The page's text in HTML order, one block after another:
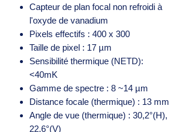
Capteur de plan focal non refroidi à
l'oxyde de vanadium
Pixels effectifs : 400 x 300
Taille de pixel : 17 µm
Sensibilité thermique (NETD):
<40mK
Gamme de spectre : 8 ~14 µm
Distance focale (thermique) : 13 mm
Angle de vue (thermique) : 30,2°(H),
22,6°(V)